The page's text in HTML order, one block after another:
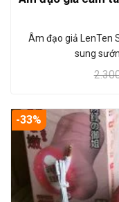
Âm đạo giả LenTen
sung
-33%